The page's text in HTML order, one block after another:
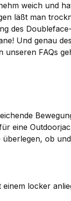
weich und
läßt man
des
Und genau
unseren FAQs
eine
ob
locker